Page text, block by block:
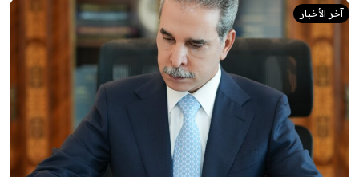
آخر الأخبار